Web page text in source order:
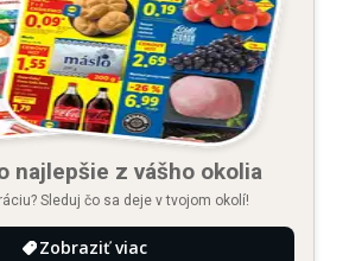
najlepšie z vášho okolia
Sleduj čo sa deje v tvojom okolí!
Zobraziť viac